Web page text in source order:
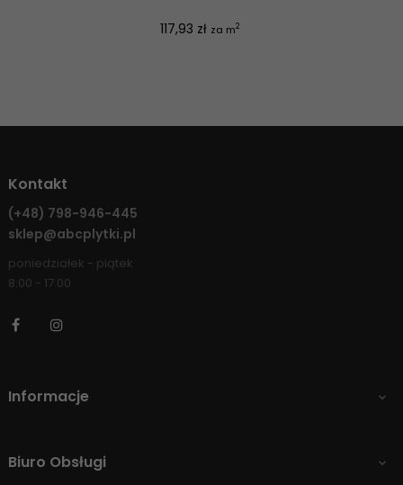
Cena
117,93 zł za m2
Kontakt
(+48) 798-946-445
sklep@abcplytki.pl
poniedziałek - piątek
8:00 - 17:00
Facebook
Informacje 
Biuro Obsługi 